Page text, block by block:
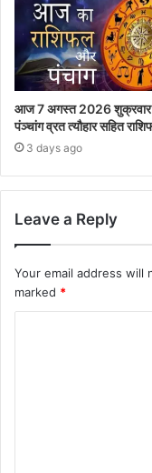
आज 7 अगस्त 2026 शुक्रवार
पंञ्चांग व्रत त्यौहार सहित
3 days ago
Leave a Reply
Your email address will
marked *